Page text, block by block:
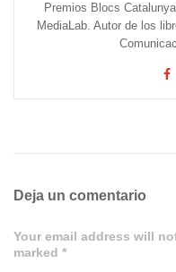
Premios Blocs
MediaLab. Autor de los
Deja un comentario
Your email address will
marked *